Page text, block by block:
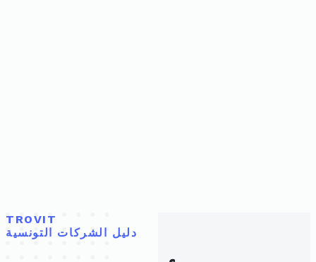
TROVIT
دليل الشركات التونسية